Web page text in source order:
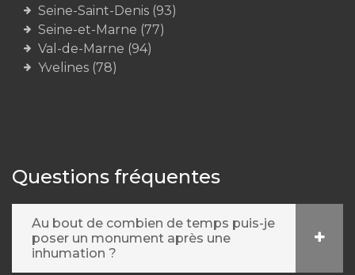
Seine-Saint-Denis (93)
Seine-et-Marne (77)
Val-de-Marne (94)
Yvelines (78)
Questions fréquentes
Au bout de combien de temps puis-je
poser un monument après une
inhumation ?